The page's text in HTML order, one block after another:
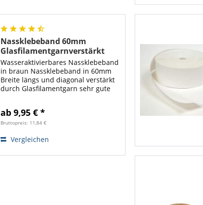
Nassklebeband 60mm
Glasfilamentgarnverstärkt
150m 138g/m² braun OPTIMAL-
L
Wasseraktivierbares Nassklebeband
in braun Nassklebeband in 60mm
Breite längs und diagonal verstärkt
durch Glasfilamentgarn sehr gute
Caseinfreier Klebstoff Aufbau: 2...
ab 9,95 € *
Bruttopreis: 11,84 €
Vergleichen